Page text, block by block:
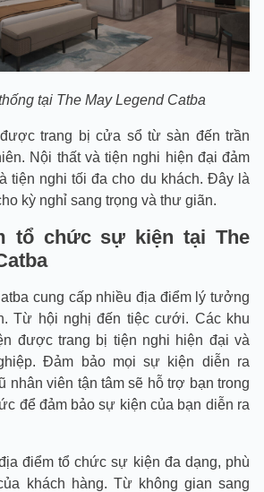
tại The May Legend Catba
trang bị cửa sổ từ sàn đến trần
Nội thất và tiện nghi hiện đại đảm
tiện nghi tối đa cho du khách. Đây là
kỳ nghỉ sang trọng và thư giãn.
tổ chức sự kiện tại The
cung cấp nhiều địa điểm lý tưởng
Từ hội nghị đến tiệc cưới. Các khu
được trang bị tiện nghi hiện đại và
Đảm bảo mọi sự kiện diễn ra
nhân viên tận tâm sẽ hỗ trợ bạn trong
để đảm bảo sự kiện của bạn diễn ra
điểm tổ chức sự kiện đa dạng, phù
khách hàng. Từ không gian sang